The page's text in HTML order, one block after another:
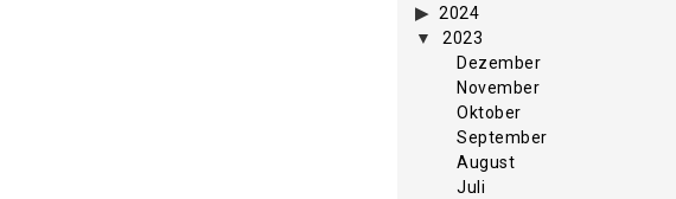
2024
2023
Dezember
November
Oktober
September
August
Juli